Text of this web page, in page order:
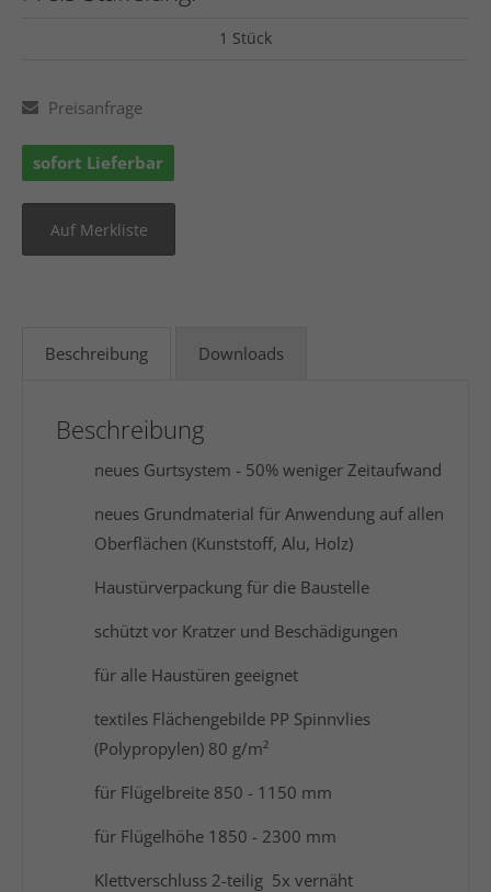
1 Stück
Preisanfrage
sofort Lieferbar
Beschreibung Downloads
Beschreibung
neues Gurtsystem - 50% weniger Zeitaufwand
neues Grundmaterial für Anwendung auf allen
Oberflächen (Kunststoff, Alu, Holz)
Haustürverpackung für die Baustelle
schützt vor Kratzer und Beschädigungen
für alle Haustüren geeignet
textiles Flächengebilde PP Spinnvlies
(Polypropylen) 80 g/m²
für Flügelbreite 850 - 1150 mm
für Flügelhöhe 1850 - 2300 mm
Klettverschluss 2-teilig 5x vernäht